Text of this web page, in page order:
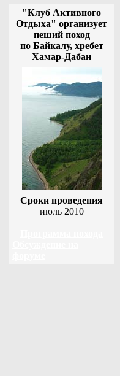
"Клуб Активного
Отдыха" организует
пеший поход
по Байкалу, хребет
Хамар-Дабан
Сроки проведения
июль 2010